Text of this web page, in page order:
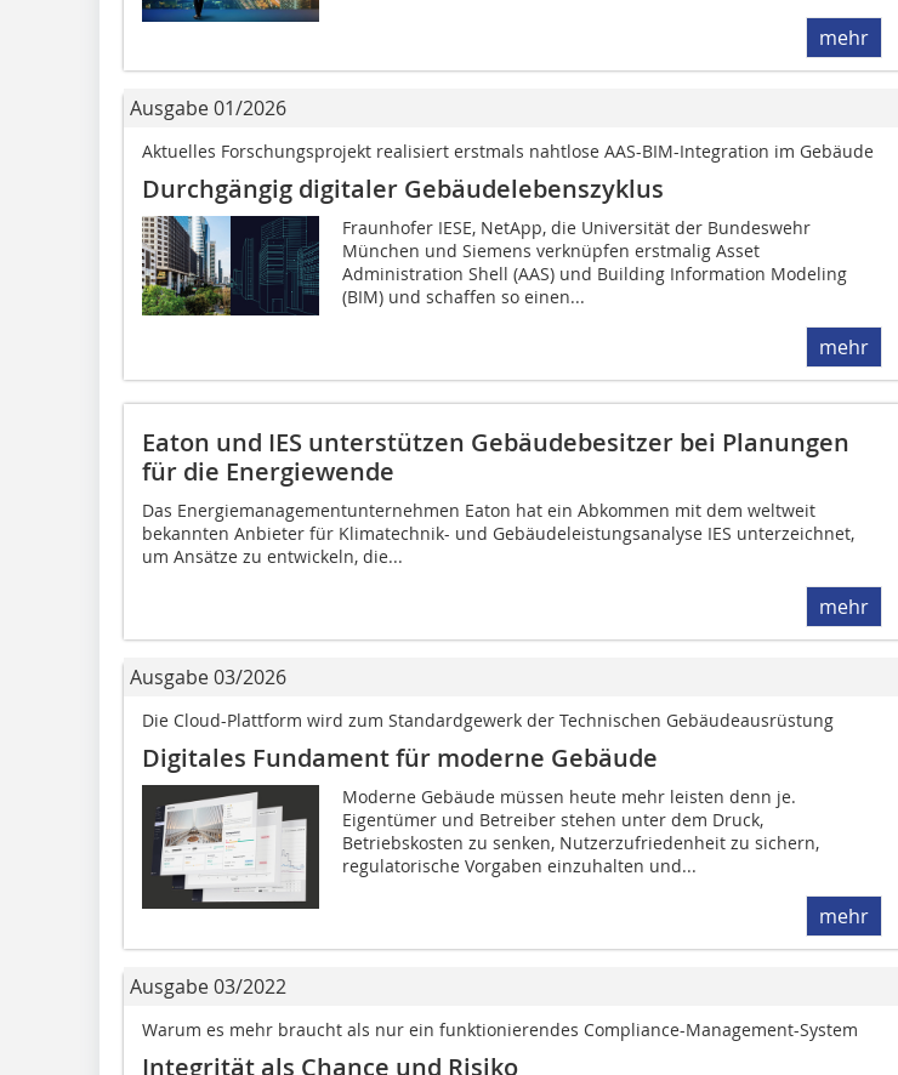
mehr
Ausgabe 01/2026
Aktuelles Forschungsprojekt realisiert erstmals nahtlose AAS-BIM-Integration im Gebäude
Durchgängig digitaler Gebäudelebenszyklus
Fraunhofer IESE, NetApp, die Universität der Bundeswehr
München und Siemens verknüpfen erstmalig Asset
Administration Shell (AAS) und Building Information Modeling
(BIM) und schaffen so einen...
mehr
Eaton und IES unterstützen Gebäudebesitzer bei Planungen
für die Energiewende
Das Energiemanagementunternehmen Eaton hat ein Abkommen mit dem weltweit
bekannten Anbieter für Klimatechnik- und Gebäudeleistungsanalyse IES unterzeichnet,
um Ansätze zu entwickeln, die...
mehr
Ausgabe 03/2026
Die Cloud-Plattform wird zum Standardgewerk der Technischen ­Gebäudeausrüstung
Digitales Fundament für moderne Gebäude
Moderne Gebäude müssen heute mehr leisten denn je.
Eigentümer und Betreiber stehen unter dem Druck,
Betriebskosten zu senken, Nutzerzufriedenheit zu sichern,
regulatorische Vorgaben einzuhalten und...
mehr
Ausgabe 03/2022
Warum es mehr braucht als nur ein funktionierendes ­Compliance-Management-System
Integrität als Chance und Risiko